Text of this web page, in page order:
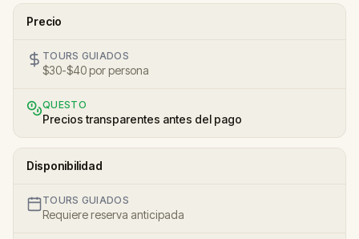
Precio
TOURS GUIADOS
$30-$40 por persona
QUESTO
Precios transparentes antes del pago
Disponibilidad
TOURS GUIADOS
Requiere reserva anticipada